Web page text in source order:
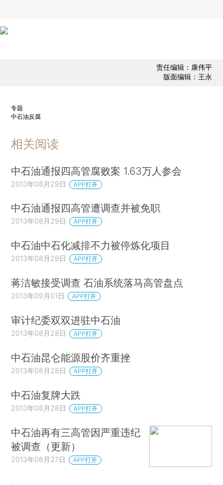
责任编辑：康伟平
版面编辑：王永
专题
中石油反腐
相关阅读
中石油通报四高管腐败案 1.63万人参会
2013年08月29日 APP打开
中石油通报四高管遭调查并被免职
2013年08月29日 APP打开
中石油中石化减排不力被停炼化项目
2013年08月29日 APP打开
蒋洁敏接受调查 石油系统落马高管盘点
2013年09月01日 APP打开
审计纪委双双进驻中石油
2013年08月28日 APP打开
中石油昆仑能源股价齐重挫
2013年08月28日 APP打开
中石油复牌大跌
2013年08月28日 APP打开
中石油再有三高管因严重违纪
被调查（更新）
2013年08月27日 APP打开